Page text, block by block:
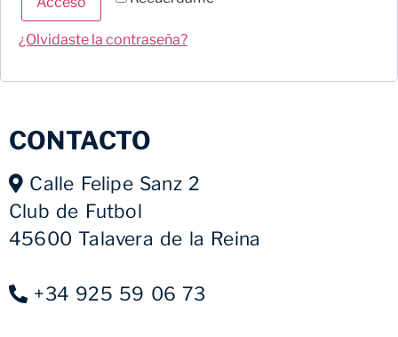
¿Olvidaste la contraseña?
CONTACTO
Calle Felipe Sanz 2
Club de Futbol
45600 Talavera de la Reina
+34 925 59 06 73